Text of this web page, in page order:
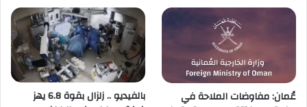
عُمان: مفاوضات الملاحة في
بالفيديو .. زلزال بقوة 6.8 يهز